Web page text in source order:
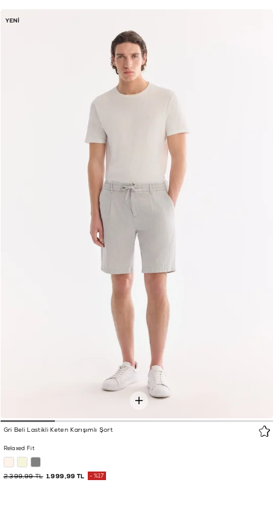
Gri Beli Lastikli Keten Karışımlı Şort
Relaxed Fit
1.999,99 TL
2.399,99 TL %17